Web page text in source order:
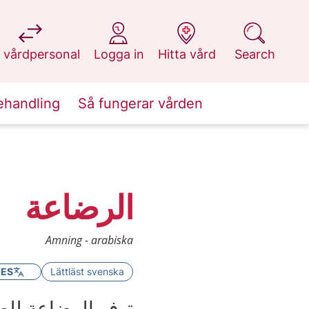
vårdpersonal
at 1177.se
Logga in
at 1177.se
Hitta vård
at 1177.se
Search
at 1177.se
Så fungerar vården
الرضاعة
Amning - arabiska
Lättläst svenska